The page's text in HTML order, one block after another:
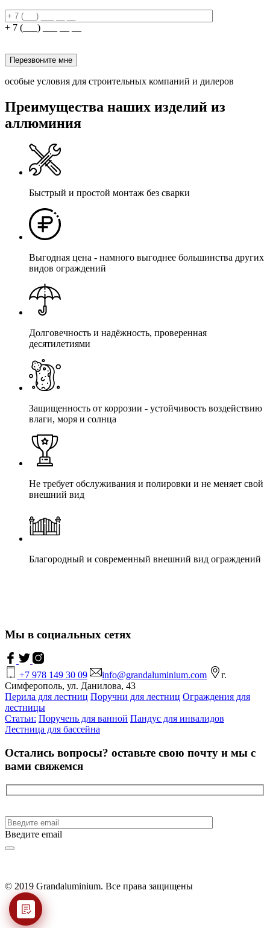
+ 7 (___) ___ __ __
Перезвоните мне
особые условия для строительных компаний и дилеров
Преимущества наших изделий из
аллюминия
Быстрый и простой монтаж без сварки
Выгодная цена - намного выгоднее большинства других
видов ограждений
Долговечность и надёжность, проверенная
десятилетиями
Защищенность от коррозии - устойчивость воздействию
влаги, моря и солнца
Не требует обслуживания и полировки и не меняет свой
внешний вид
Благородный и современный внешний вид ограждений
Мы в социальных сетях
+7 978 149 30 09 info@grandaluminium.com
г.
Симферополь, ул. Данилова, 43
Перила для лестниц Поручни для лестниц Ограждения для
лестницы
Статьи: Поручень для ванной Пандус для инвалидов
Лестница для бассейна
Остались вопросы? оставьте свою почту и мы с
вами свяжемся
Введите email
© 2019 Grandaluminium. Все права защищены